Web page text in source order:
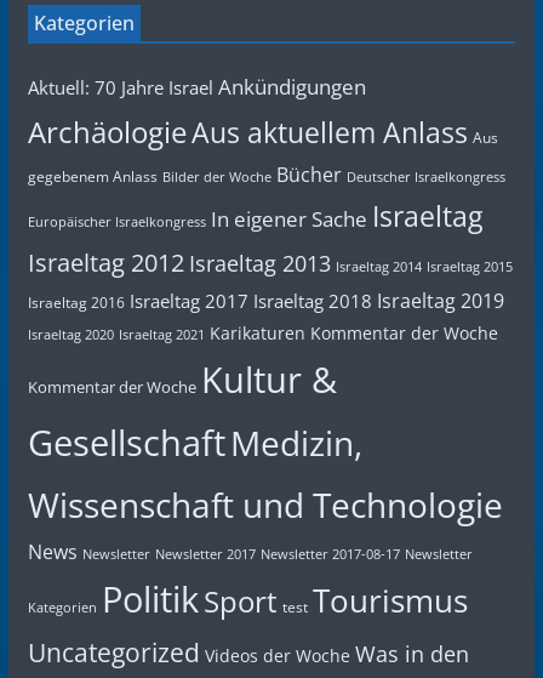
Kategorien
Aktuell: 70 Jahre Israel Ankündigungen
ArchäologieAus aktuellem Anlass Aus
gegebenem Anlass Bilder der Woche Bücher Deutscher Israelkongress
Europäischer Israelkongress In eigener Sache Israeltag
Israeltag 2012 Israeltag 2013 Israeltag 2014 Israeltag 2015
Israeltag 2016 Israeltag 2017 Israeltag 2018 Israeltag 2019
Israeltag 2020 Israeltag 2021 Karikaturen Kommentar der Woche
Kommentar der Woche Kultur &
GesellschaftMedizin,
Wissenschaft und Technologie
News Newsletter Newsletter 2017 Newsletter 2017-08-17 Newsletter
Kategorien PolitikSport test Tourismus
Uncategorized Videos der Woche Was in den